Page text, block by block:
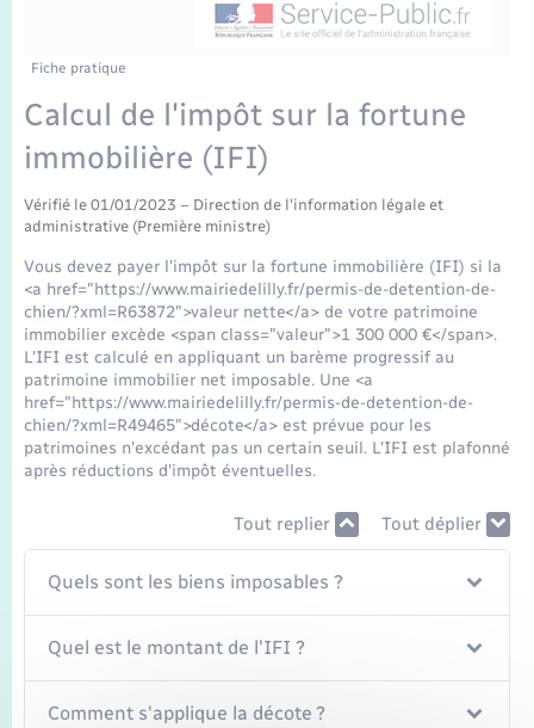
Mariage – PACS
Parrainage civil
Fiche pratique
Calcul de l'impôt sur la fortune
immobilière (IFI)
Vérifié le 01/01/2023 – Direction de l'information légale et
administrative (Première ministre)
Vous devez payer l'impôt sur la fortune immobilière (IFI) si la
<a href="https://www.mairiedelilly.fr/permis-de-detention-de-
chien/?xml=R63872">valeur nette</a> de votre patrimoine
immobilier excède <span class="valeur">1 300 000 €</span>.
L'IFI est calculé en appliquant un barème progressif au
patrimoine immobilier net imposable. Une <a
href="https://www.mairiedelilly.fr/permis-de-detention-de-
chien/?xml=R49465">décote</a> est prévue pour les
patrimoines n'excédant pas un certain seuil. L'IFI est plafonné
après réductions d'impôt éventuelles.
Tout replier Tout déplier
Quels sont les biens imposables ?
Quel est le montant de l'IFI ?
Comment s'applique la décote ?